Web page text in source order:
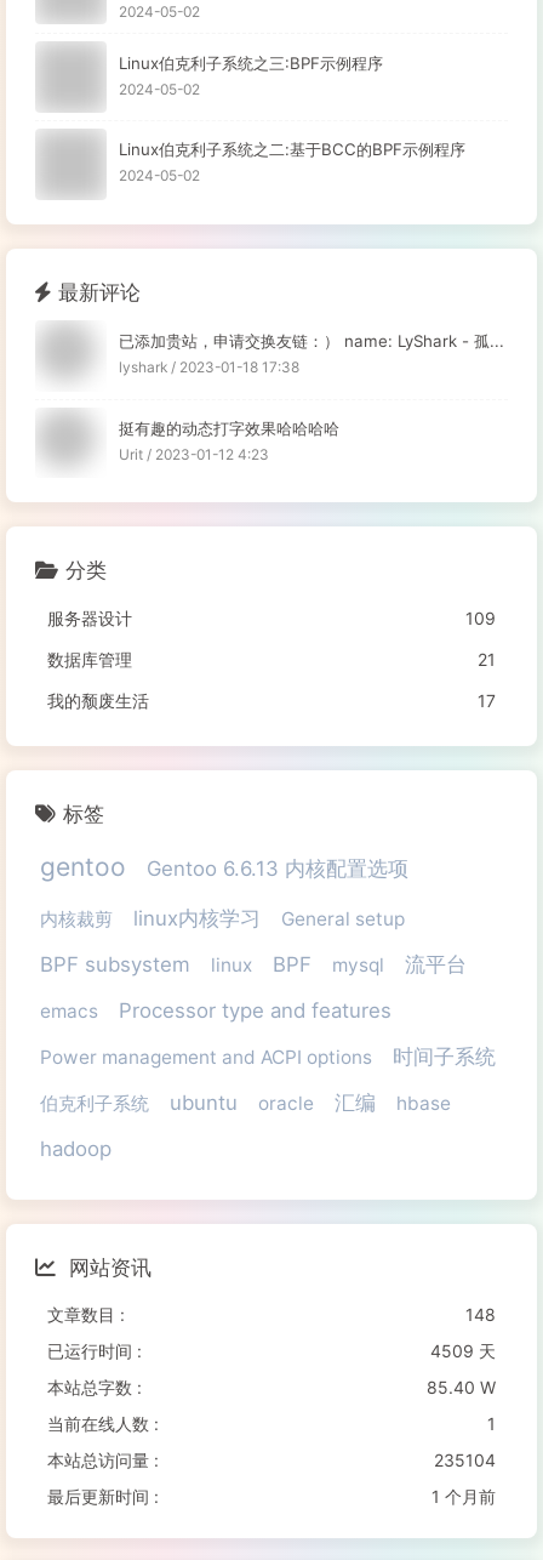
2024-05-02
Linux伯克利子系统之三:BPF示例程序
2024-05-02
Linux伯克利子系统之二:基于BCC的BPF示例程序
2024-05-02
最新评论
已添加贵站，申请交换友链：） name: LyShark - 孤...
lyshark / 2023-01-18 17:38
挺有趣的动态打字效果哈哈哈哈
Urit / 2023-01-12 4:23
分类
服务器设计
109
数据库管理
21
我的颓废生活
17
标签
gentoo Gentoo 6.6.13 内核配置选项
内核裁剪 linux内核学习 General setup
BPF subsystem linux BPF mysql 流平台
emacs Processor type and features
Power management and ACPI options 时间子系统
伯克利子系统 ubuntu oracle 汇编 hbase
hadoop
网站资讯
文章数目 :
148
已运行时间 :
4509 天
本站总字数 :
85.40 W
当前在线人数 :
1
本站总访问量 :
235104
最后更新时间 :
1 个月前